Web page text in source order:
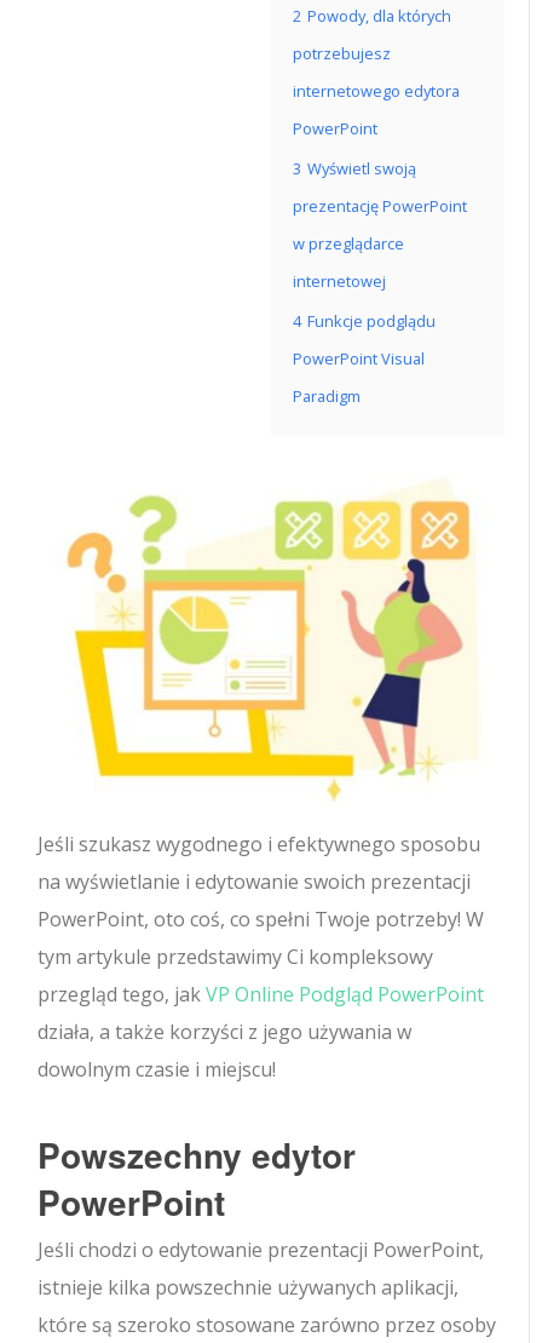
2 Powody, dla których
potrzebujesz
internetowego edytora
PowerPoint
3 Wyświetl swoją
prezentację PowerPoint
w przeglądarce
internetowej
4 Funkcje podglądu
PowerPoint Visual
Paradigm
Jeśli szukasz wygodnego i efektywnego sposobu
na wyświetlanie i edytowanie swoich prezentacji
PowerPoint, oto coś, co spełni Twoje potrzeby! W
tym artykule przedstawimy Ci kompleksowy
przegląd tego, jakVP Online Podgląd PowerPoint
działa, a także korzyści z jego używania w
dowolnym czasie i miejscu!
Powszechny edytor
PowerPoint
Jeśli chodzi o edytowanie prezentacji PowerPoint,
istnieje kilka powszechnie używanych aplikacji,
które są szeroko stosowane zarówno przez osoby